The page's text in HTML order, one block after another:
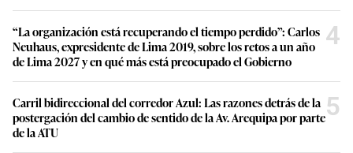
“La organización está recuperando el tiempo perdido”: Carlos
Neuhaus, expresidente de Lima 2019, sobre los retos a un año
de Lima 2027 y en qué más está preocupado el Gobierno
4
Carril bidireccional del corredor Azul: Las razones detrás de la
postergación del cambio de sentido de la Av. Arequipa por parte
de la ATU
5